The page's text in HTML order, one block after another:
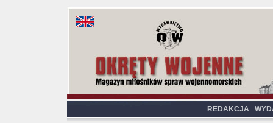
REDAKCJA